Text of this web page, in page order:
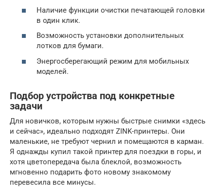
Наличие функции очистки печатающей головки
в один клик.
Возможность установки дополнительных
лотков для бумаги.
Энергосберегающий режим для мобильных
моделей.
Подбор устройства под конкретные
задачи
Для новичков, которым нужны быстрые снимки «здесь
и сейчас», идеально подходят ZINK-принтеры. Они
маленькие, не требуют чернил и помещаются в карман.
Я однажды купил такой принтер для поездки в горы, и
хотя цветопередача была блеклой, возможность
мгновенно подарить фото новому знакомому
перевесила все минусы.